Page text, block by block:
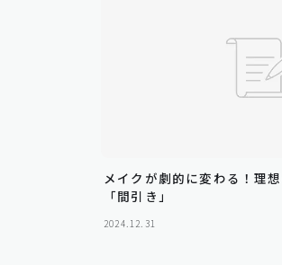
メイクが劇的に変わる！理
「間引き」
2024.12.31